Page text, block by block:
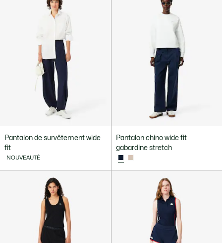
Pantalon de survêtement wide
fit
NOUVEAUTÉ
Pantalon chino wide fit
gabardine stretch